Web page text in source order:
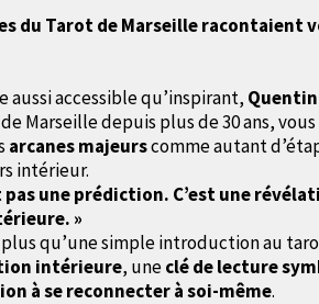
du Tarot de Marseille racontaient
aussi accessible qu’inspirant,
Marseille depuis plus de 30 ans,
arcanes majeurscomme autant
intérieur.
pas une prédiction. C’est une
»
qu’une simple introduction au
intérieure, uneclé de lecture
à se reconnecter à soi-même.